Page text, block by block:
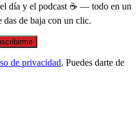
día y el podcast ☕ — todo en un
das de baja con un clic.
de privacidad. Puedes darte de